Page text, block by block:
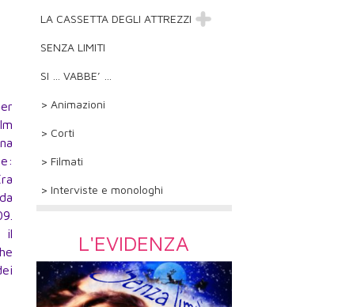
il
LA CASSETTA DEGLI ATTREZZI
SENZA LIMITI
SI … VABBE’ …
> Animazioni
> Corti
> Filmati
> Interviste e monologhi
L'EVIDENZA